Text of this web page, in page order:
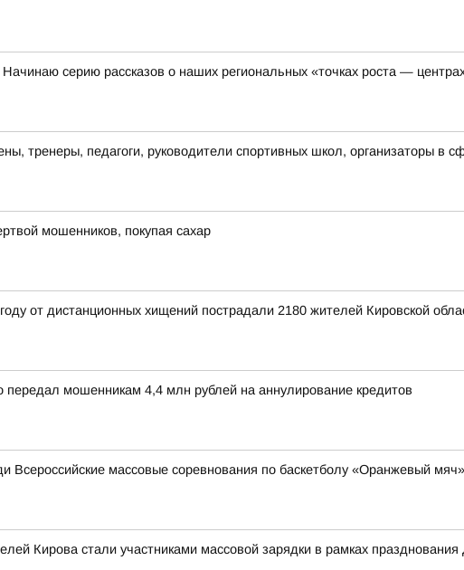
серию рассказов о наших региональных «точках роста —
тренеры, педагоги, руководители спортивных школ, организаторы в
мошенников, покупая сахар
от дистанционных хищений пострадали 2180 жителей Кировской
передал мошенникам 4,4 млн рублей на аннулирование кредитов
Всероссийские массовые соревнования по баскетболу «Оранжевый мяч»
Кирова стали участниками массовой зарядки в рамках празднования